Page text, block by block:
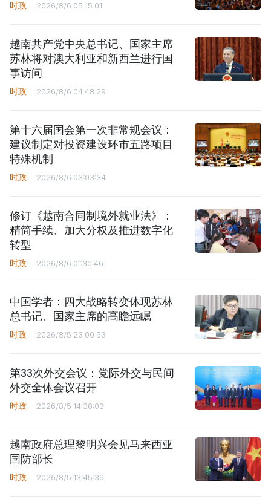
时政 2026/8/6 05:15:01
越南共产党中央总书记、国家主席
苏林将对澳大利亚和新西兰进行国
事访问
时政 2026/8/6 04:48:29
第十六届国会第一次非常规会议：
建议制定对投资建设环市五路项目
特殊机制
时政 2026/8/6 03:03:34
修订《越南合同制境外就业法》：
精简手续、加大分权及推进数字化
转型
时政 2026/8/6 01:30:46
中国学者：四大战略转变体现苏林
总书记、国家主席的高瞻远瞩
时政 2026/8/5 23:00:53
第33次外交会议：党际外交与民间
外交全体会议召开
时政 2026/8/5 14:30:03
越南政府总理黎明兴会见马来西亚
国防部长
时政 2026/8/5 13:45:39